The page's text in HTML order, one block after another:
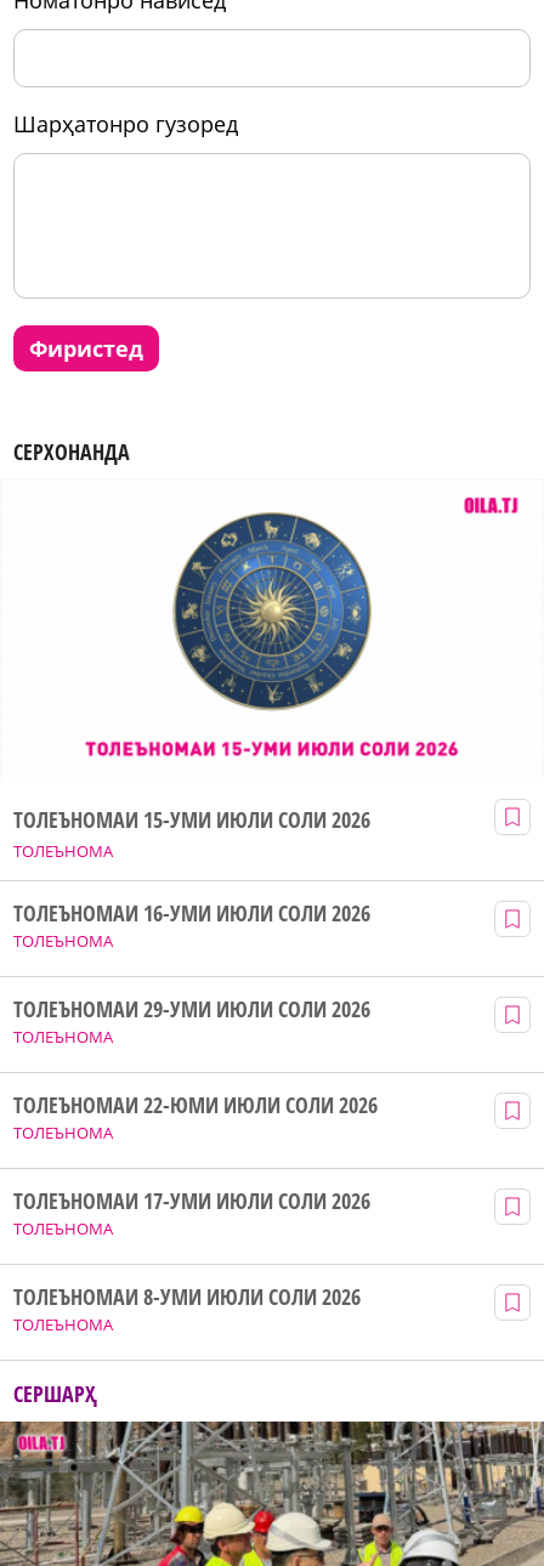
шарҳатонро гузоред
фиристед
СЕРХОНАНДА
ТОЛЕЪНОМА
ТОЛЕЪНОМАИ 15-УМИ ИЮЛИ СОЛИ 2026
ТОЛЕЪНОМА
ТОЛЕЪНОМАИ 16-УМИ ИЮЛИ СОЛИ 2026
ТОЛЕЪНОМА
ТОЛЕЪНОМАИ 29-УМИ ИЮЛИ СОЛИ 2026
ТОЛЕЪНОМА
ТОЛЕЪНОМАИ 22-ЮМИ ИЮЛИ СОЛИ 2026
ТОЛЕЪНОМА
ТОЛЕЪНОМАИ 17-УМИ ИЮЛИ СОЛИ 2026
ТОЛЕЪНОМА
ТОЛЕЪНОМАИ 8-УМИ ИЮЛИ СОЛИ 2026
СЕРШАРҲ